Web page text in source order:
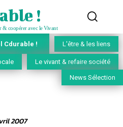
!
& coopérer avec le Vivant
Cdurable ! L'être & les liens
Le vivant & refaire société
News Sélection
2007